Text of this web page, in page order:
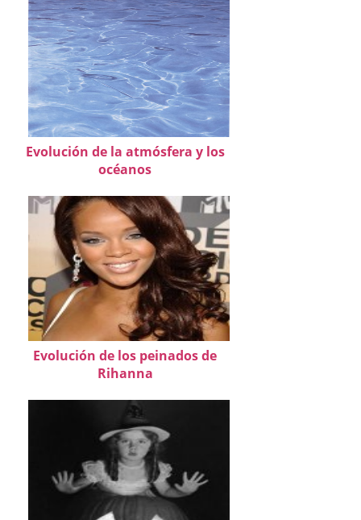
Evolución de la atmósfera y los
océanos
Evolución de los peinados de
Rihanna